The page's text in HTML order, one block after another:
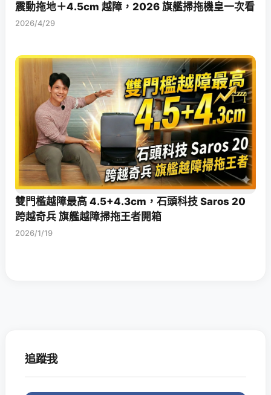
震動拖地＋4.5cm 越障，2026 旗艦掃拖機皇一次看
2026/4/29
雙門檻越障最高 4.5+4.3cm，石頭科技 Saros 20
跨越奇兵 旗艦越障掃拖王者開箱
2026/1/19
追蹤我